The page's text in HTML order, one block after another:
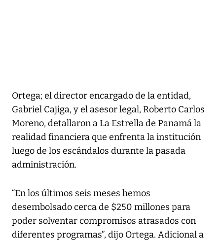
Ortega; el director encargado de la entidad,
Gabriel Cajiga, y el asesor legal, Roberto Carlos
Moreno, detallaron a La Estrella de Panamá la
realidad financiera que enfrenta la institución
luego de los escándalos durante la pasada
administración.
“En los últimos seis meses hemos
desembolsado cerca de $250 millones para
poder solventar compromisos atrasados con
diferentes programas”, dijo Ortega. Adicional a